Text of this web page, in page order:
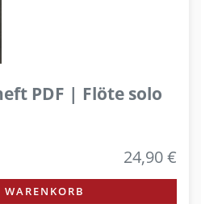
PDF | Flöte solo
24,90 €